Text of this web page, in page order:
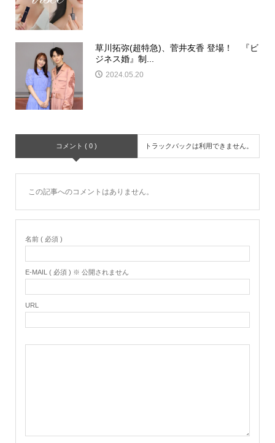
草川拓弥(超特急)、菅井友香 登場！ 『ビ
ジネス婚』制...
2024.05.20
コメント ( 0 ) トラックバックは利用できません。
この記事へのコメントはありません。
名前 ( 必須 )
E-MAIL ( 必須 ) ※ 公開されません
URL